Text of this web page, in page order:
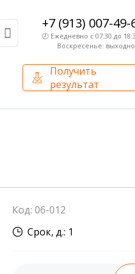
+7 (913) 007-49-
🕗 Ежедневно с 07:30 до
Воскресенье:
Получить
результат
Внутренний аудит
Сотрудники лаборатории
Код: 06-012
Срок, д.: 1